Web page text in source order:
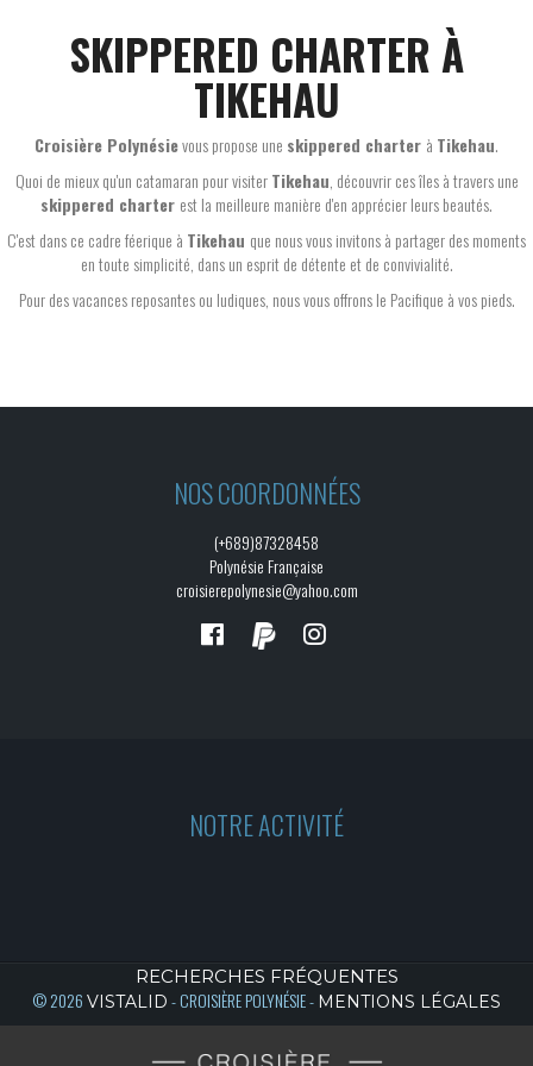
SKIPPERED CHARTER À
TIKEHAU
Croisière Polynésievous propose une skippered charter à Tikehau.
Quoi de mieux qu'un catamaran pour visiterTikehau , découvrir ces îles à travers une
skippered charter est la meilleure manière d'en apprécier leurs beautés.
C'est dans ce cadre féerique à Tikehau que nous vous invitons à partager des moments
en toute simplicité, dans un esprit de détente et de convivialité.
Pour des vacances reposantes ou ludiques, nous vous offrons le Pacifique à vos pieds.
NOS COORDONNÉES
(+689)87328458
Polynésie Française
croisierepolynesie@yahoo.com
NOTRE ACTIVITÉ
RECHERCHES FRÉQUENTES
© 2026 VISTALID - CROISIÈRE POLYNÉSIE - MENTIONS LÉGALES